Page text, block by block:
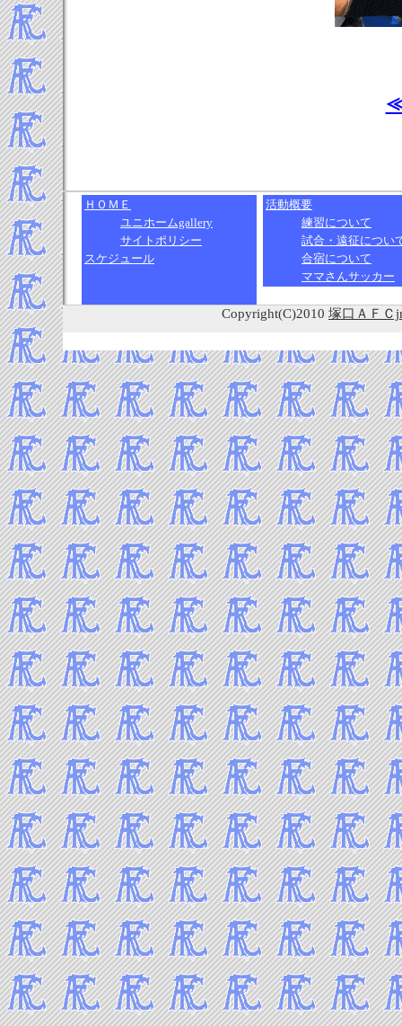
ＨＯＭＥ
ユニホームgallery
サイトポリシー
スケジュール
活動概要
練習について
試合・遠征につい
合宿について
ママさんサッカー
Copyright(C)2010 塚口ＡＦ